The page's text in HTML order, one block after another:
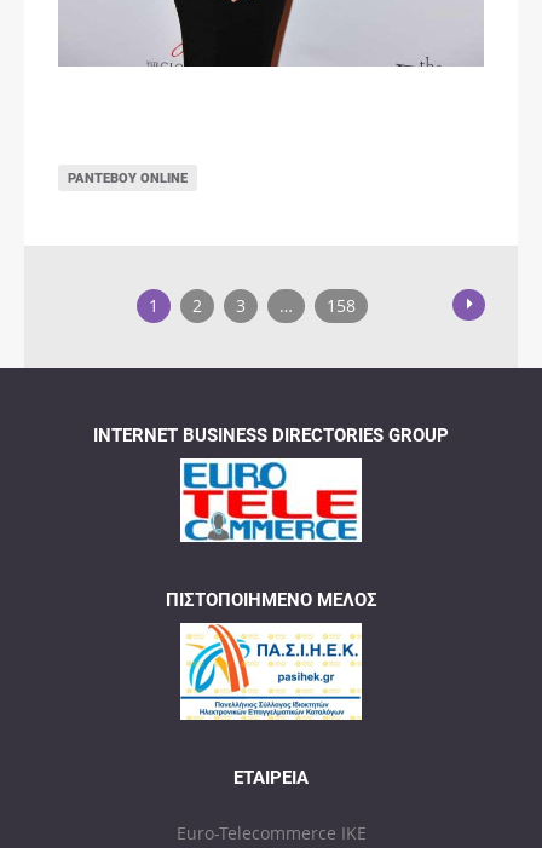
ΡΑΝΤΕΒΟΎ ONLINE
1 2 3 … 158
INTERNET BUSINESS DIRECTORIES GROUP
ΠΙΣΤΟΠΟΙΗΜΈΝΟ ΜΈΛΟΣ
ΕΤΑΙΡΕΊΑ
Euro-Telecommerce IKE